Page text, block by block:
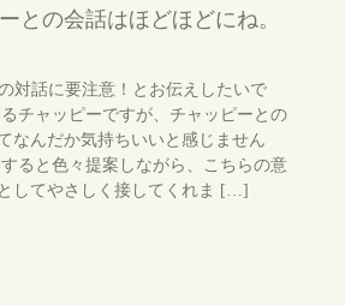
との会話はほどほどにね。
対話に要注意！とお伝えしたいで
チャッピーですが、チャッピーとの
なんだか気持ちいいと感じません
ると色々提案しながら、こちらの意
してやさしく接してくれま […]